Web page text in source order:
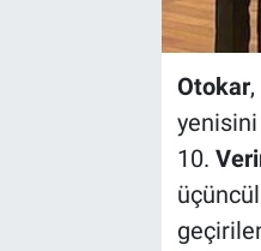
Otokar
10.